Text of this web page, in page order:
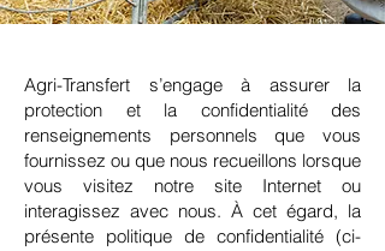
Agri-Transfert s’engage à assurer la
protection et la confidentialité des
renseignements personnels que vous
fournissez ou que nous recueillons lorsque
vous visitez notre site Internet ou
interagissez avec nous. À cet égard, la
présente politique de confidentialité (ci-